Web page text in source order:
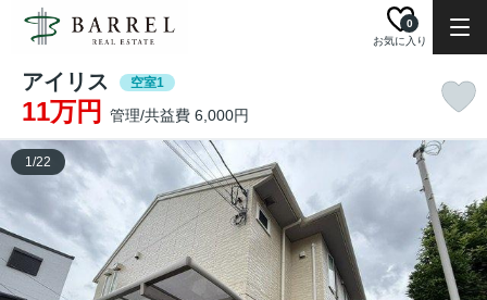
お気に入り
0
アイリス 空室1
11万円 管理/共益費 6,000円
1/22